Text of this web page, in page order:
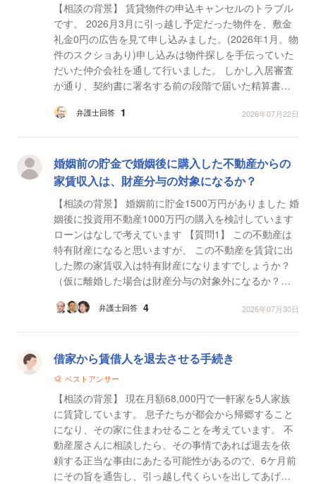
【相談の背景】 賃貸物件の申込キャンセルのトラブル
です。 2026月3月に引っ越し予定だった物件を、敷金
礼金0円の広告を見て申し込みました。(2026年1月。物
件のスクショあり)申し込みは物件探しを手伝っていた
だいた仲介会社を通して行いました。 しかし入居審査
が通り、契約書に署名する前の段階で届いた精算書に
求...
弁護士回答 1 2026年07月22日
婚姻前の貯金で婚姻後に購入した不動産からの
家賃収入は、財産分与の対象になるか？
【相談の背景】 婚姻前に貯金1500万円がありました 婚
姻後に投資用不動産1000万円の購入を検討しています
ローンはなしで考えています 【質問1】 この不動産は
特有財産になると思いますが、 この不動産を賃貸に出
した際の家賃収入は特有財産になりますでしょうか？
（仮に離婚した場合は財産分与の対象外になるか？）
弁護士回答 4 2026年07月30日
借家から賃借人を退去させる手続き
ベストアンサー
【相談の背景】 現在月額68,000円で一軒家を5人家族
に賃貸しています。 息子たちが都会から帰郷すること
になり、その家に住まわせることを考えています。 不
動産屋さんに相談したら、その事情であれば退去を依
頼する正当な事由にあたる可能性があるので、6ケ月前
にその旨を通告し、引っ越し代くらいを出してあげる